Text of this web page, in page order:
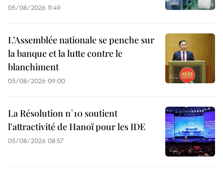
05/08/2026 11:49
L’Assemblée nationale se penche sur
la banque et la lutte contre le
blanchiment
05/08/2026 09:00
La Résolution n°10 soutient
l'attractivité de Hanoï pour les IDE
05/08/2026 08:57